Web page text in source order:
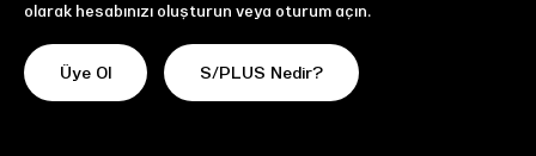
olarak hesabınızı oluşturun veya oturum açın.
Üye Ol S/PLUS Nedir?